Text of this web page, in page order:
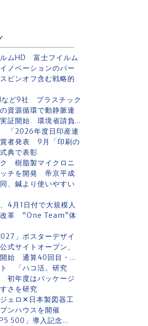
ムHD 富士フイルム
ノベーションのパー
ピンオフ含む戦略的
など9社 プラスチック
資源循環で動静脈連
証開始 環境省請負...
「2026年度日印産連
者発表 9月「印刷の
典で表彰
ク 樹脂製マイクロニ
チを開発 帝京平成
、鍼より使いやすい
4月1日付で大規模人
改革 “One Team”体
」ポスターデザイ
式サイトオープン、
始 通算40回目・...
「ハコ活。研究
初年度はパッケージ
さを研究
ェロ✕日本製図器工
ンハウスを開催
500」導入記念...